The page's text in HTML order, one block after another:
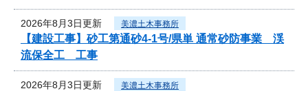
2026年8月3日更新 美濃土木事務所
【建設工事】砂工第通砂4-1号/県単 通常砂防事業 渓
流保全工 工事
2026年8月3日更新 美濃土木事務所